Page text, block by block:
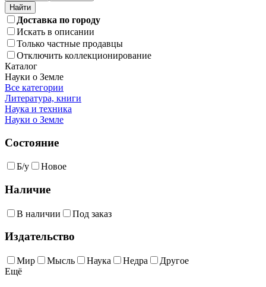
Доставка по городу
Искать в описании
Только частные продавцы
Отключить коллекционирование
Каталог
Науки о Земле
Все категории
Литература, книги
Наука и техника
Науки о Земле
Состояние
Б/у Новое
Наличие
В наличии Под заказ
Издательство
Мир Мысль Наука Недра
Другое
Ещё